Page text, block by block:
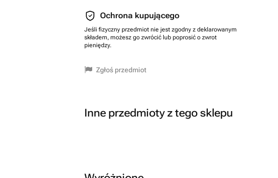
Ochrona kupującego
Jeśli fizyczny przedmiot nie jest zgodny z deklarowanym
składem, możesz go zwrócić lub poprosić o zwrot
pieniędzy.
Zgłoś przedmiot
Inne przedmioty z tego sklepu